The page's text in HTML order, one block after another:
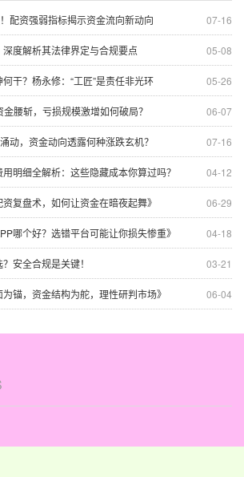
07-16
配资强弱指标揭示资金流向新动向
05-08
度解析其法律界定与合规要点
05-26
干？杨永修：“工匠”是责任非光环
06-07
腰斩，亏损规模激增如何破局？
07-16
动，资金动向透露何种涨跌玄机？
04-12
用明细全解析：这些隐藏成本你算过吗？
06-29
复盘术，如何让资金在暗夜起舞》
04-18
哪个好？选错平台可能让你损失惨重》
03-21
安全合规是关键！
06-04
锚，资金结构为舵，理性研判市场》